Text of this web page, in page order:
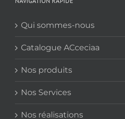
être
choisies
sur
la
du
Qui sommes-nous
Catalogue ACceciaa
Nos produits
Nos Services
Nos réalisations